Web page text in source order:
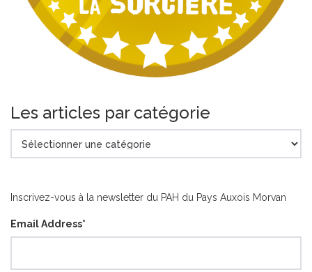
Les articles par catégorie
articles
Inscrivez-vous à la newsletter du PAH du Pays Auxois Morvan
Email Address*